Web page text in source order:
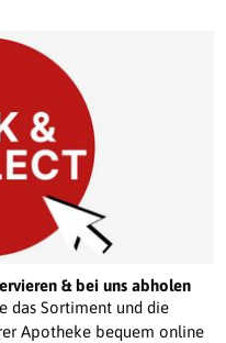
& bei uns abholen
das Sortiment und die
Apotheke bequem online